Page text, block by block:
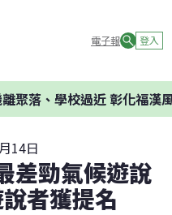
電子報 登入
聚落、學校過近 彰化福漢
14日
差勁氣候遊說
者獲提名